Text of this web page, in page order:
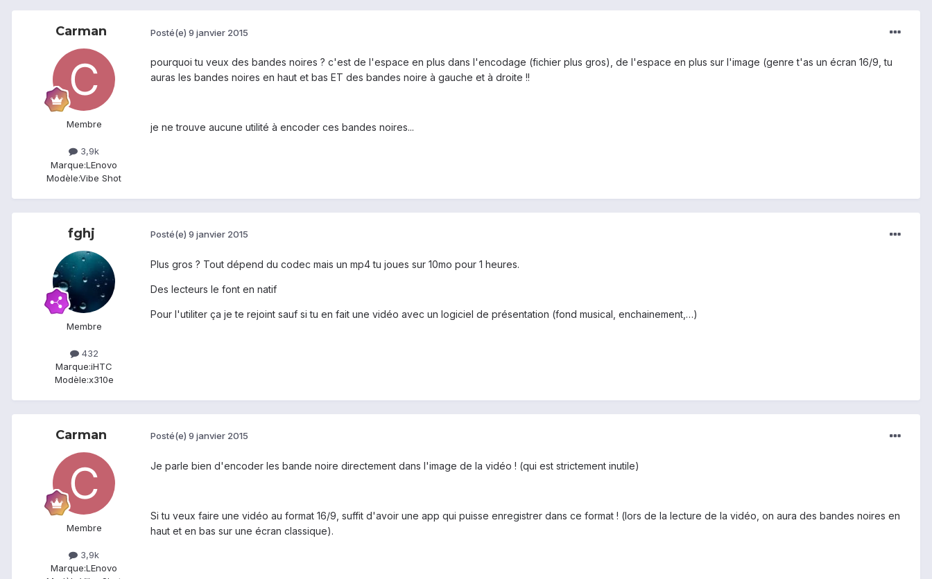
Carman
Membre
3,9k
Marque:LEnovo
Modèle:Vibe Shot
Posté(e) 9 janvier 2015
pourquoi tu veux des bandes noires ? c'est de l'espace en plus dans l'encodage (fichier plus gros), de l'espace en plus sur l'image (genre t'as un écran 16/9, tu
auras les bandes noires en haut et bas ET des bandes noire à gauche et à droite !!
je ne trouve aucune utilité à encoder ces bandes noires...
fghj
Membre
432
Marque:iHTC
Modèle:x310e
Posté(e) 9 janvier 2015
Plus gros ? Tout dépend du codec mais un mp4 tu joues sur 10mo pour 1 heures.
Des lecteurs le font en natif
Pour l'utiliter ça je te rejoint sauf si tu en fait une vidéo avec un logiciel de présentation (fond musical, enchainement,…)
Carman
Membre
3,9k
Marque:LEnovo
Posté(e) 9 janvier 2015
Je parle bien d'encoder les bande noire directement dans l'image de la vidéo ! (qui est strictement inutile)
Si tu veux faire une vidéo au format 16/9, suffit d'avoir une app qui puisse enregistrer dans ce format ! (lors de la lecture de la vidéo, on aura des bandes noires en
haut et en bas sur une écran classique).